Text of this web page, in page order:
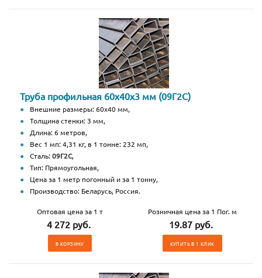
Труба профильная 60х40х3 мм (09Г2С)
Внешние размеры: 60х40 мм,
Толщина стенки: 3 мм,
Длина: 6 метров,
Вес 1 мп: 4,31 кг, в 1 тонне: 232 мп,
Сталь:09Г2С,
Тип: Прямоугольная,
Цена за 1 метр погонный и за 1 тонну,
Производство: Беларусь, Россия.
Оптовая цена за 1 т
4 272 руб.
В КОРЗИНУ
Розничная цена за 1 Пог. м
19.87 руб.
КУПИТЬ В 1 КЛИК